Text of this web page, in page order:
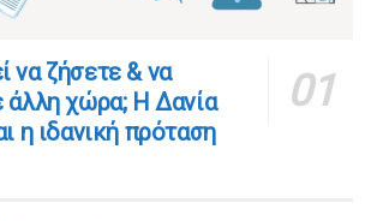
να ζήσετε & να
άλλη χώρα; Η Δανία
η ιδανική πρόταση